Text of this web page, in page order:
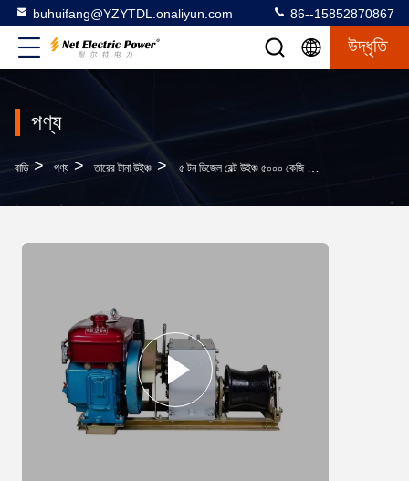
buhuifang@YZYTDL.onaliyun.com 86--15852870867
উদ্ধৃতি
পণ্য
বাড়ি > পণ্য > তারের টানা উইঞ্চ > ৫ টন ডিজেল বেল্ট উইঞ্চ ৫০০০ কেজি ভারী দায়িত্ব ক্যাবল উইঞ্চ হ্যান্ড ক্র্যাঙ্ক